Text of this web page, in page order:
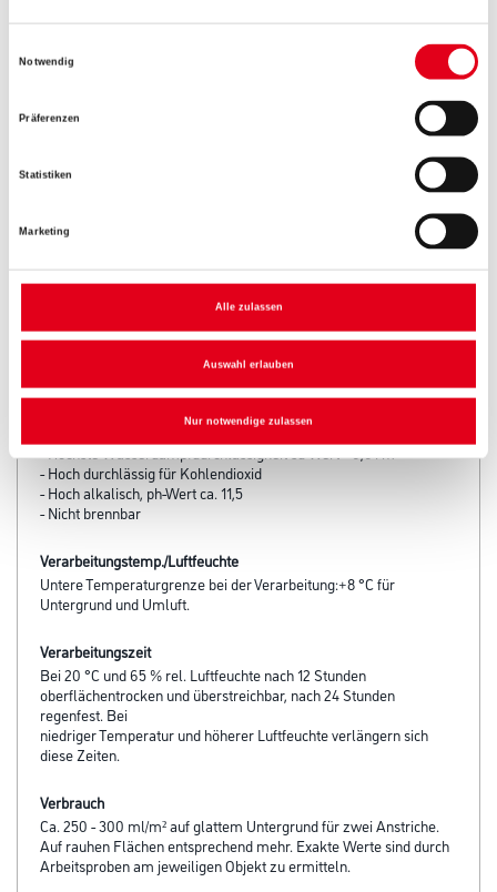
Notwendig
Präferenzen
Statistiken
Marketing
Alle zulassen
Auswahl erlauben
Nur notwendige zulassen
PRODUKTEIGENSCHAFTEN
Produkteigenschaft
- Lichtechte mineralische Pigmentierung
- Hoher Regenschutz, wasserabweisend w-Wert = 0,07 kg/m²√h
- Höchste Wasserdampfdurchlässigkeit sd-Wert <0,01 m
- Hoch durchlässig für Kohlendioxid
- Hoch alkalisch, ph-Wert ca. 11,5
- Nicht brennbar
Verarbeitungstemp./Luftfeuchte
Untere Temperaturgrenze bei der Verarbeitung:+8 °C für
Untergrund und Umluft.
Verarbeitungszeit
Bei 20 °C und 65 % rel. Luftfeuchte nach 12 Stunden
oberflächentrocken und überstreichbar, nach 24 Stunden
regenfest. Bei
niedriger Temperatur und höherer Luftfeuchte verlängern sich
diese Zeiten.
Verbrauch
Ca. 250 - 300 ml/m² auf glattem Untergrund für zwei Anstriche.
Auf rauhen Flächen entsprechend mehr. Exakte Werte sind durch
Arbeitsproben am jeweiligen Objekt zu ermitteln.